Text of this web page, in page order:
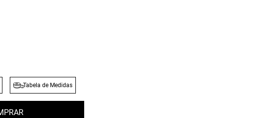
Tabela de Medidas